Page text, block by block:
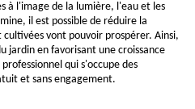
à l'image de la lumière, l'eau et les
il est possible de réduire la
vont pouvoir prospérer. Ainsi,
jardin en favorisant une croissance
qui s'occupe des
et sans engagement.